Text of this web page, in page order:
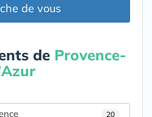
de vous
de Provence-
20